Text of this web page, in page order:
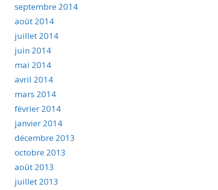
septembre 2014
août 2014
juillet 2014
juin 2014
mai 2014
avril 2014
mars 2014
février 2014
janvier 2014
décembre 2013
octobre 2013
août 2013
juillet 2013